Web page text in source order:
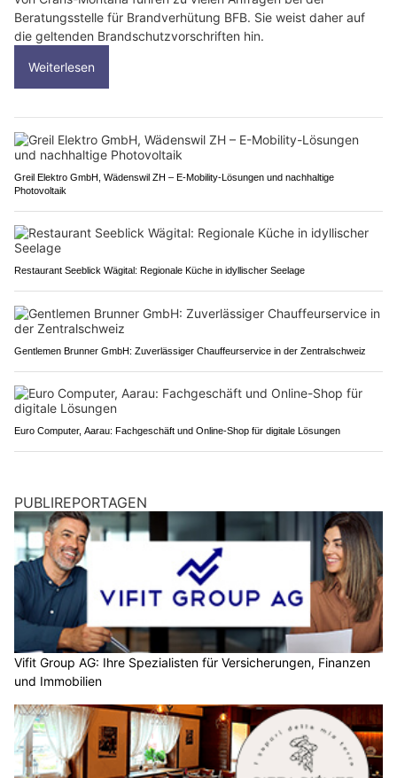
Beratungsstelle für Brandverhütung BFB. Sie weist daher auf
die geltenden Brandschutzvorschriften hin.
Weiterlesen
Greil Elektro GmbH, Wädenswil ZH – E-Mobility-Lösungen und nachhaltige
Photovoltaik
Restaurant Seeblick Wägital: Regionale Küche in idyllischer Seelage
Gentlemen Brunner GmbH: Zuverlässiger Chauffeurservice in der Zentralschweiz
Euro Computer, Aarau: Fachgeschäft und Online-Shop für digitale Lösungen
PUBLIREPORTAGEN
Vifit Group AG: Ihre Spezialisten für Versicherungen, Finanzen
und Immobilien